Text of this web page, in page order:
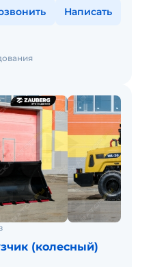
Написать
(колесный)